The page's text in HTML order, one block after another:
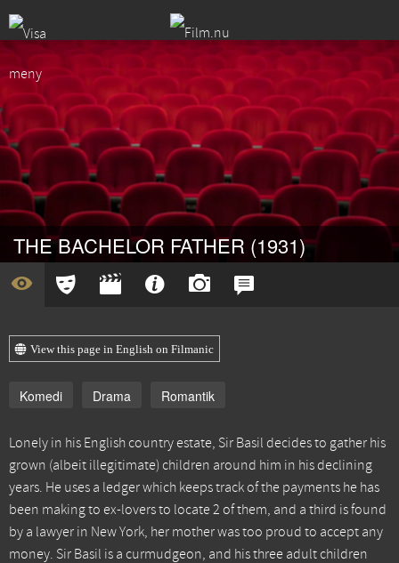
THE BACHELOR FATHER (1931)
View this page in English on Filmanic
Komedi Drama Romantik
Lonely in his English country estate, Sir Basil decides to gather his
grown (albeit illegitimate) children around him in his declining
years. He uses a ledger which keeps track of the payments he has
been making to ex-lovers to locate 2 of them, and a third is found
by a lawyer in New York, her mother was too proud to accept any
money. Sir Basil is a curmudgeon, and his three adult children